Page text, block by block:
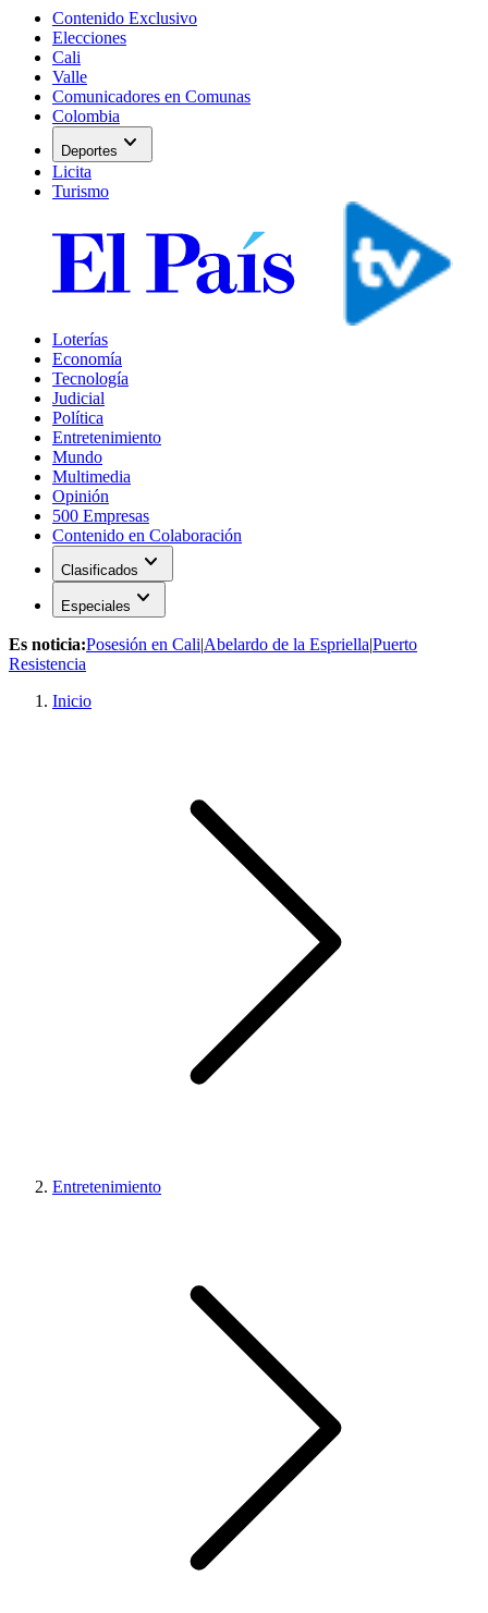
Contenido Exclusivo
Elecciones
Cali
Valle
Comunicadores en Comunas
Colombia
Deportes expand_more
Licita
Turismo
Loterías
Economía
Tecnología
Judicial
Política
Entretenimiento
Mundo
Multimedia
Opinión
500 Empresas
Contenido en Colaboración
Clasificados expand_more
Especiales expand_more
Es noticia:Posesión en Cali|Abelardo de la Espriella|Puerto
Resistencia
Inicio
Entretenimiento